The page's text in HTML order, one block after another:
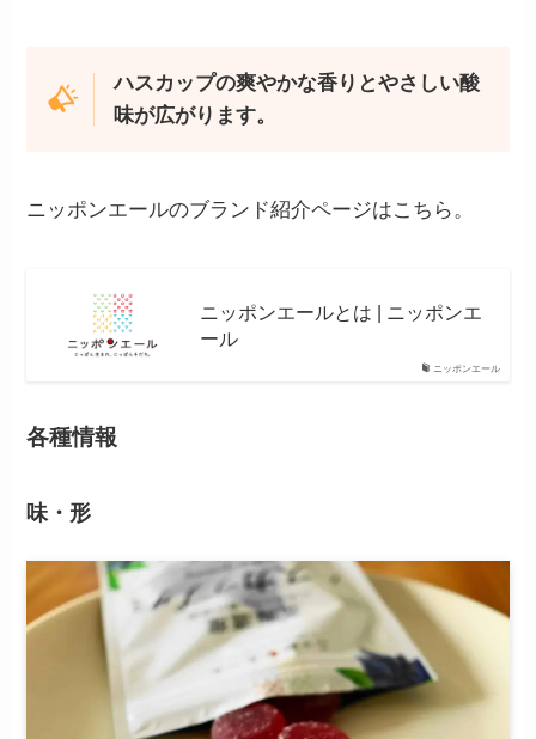
ハスカップの爽やかな香りとやさしい酸
味が広がります。
ニッポンエールのブランド紹介ページはこちら。
ニッポンエール
ニッポンエールとは | ニッポンエ
ール
各種情報
味・形